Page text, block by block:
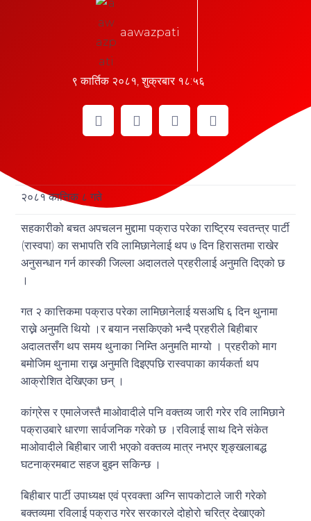
aawazpati
९ कार्तिक २०८१, शुक्रबार १८:५६
२०८१ कात्तिक ८ गते
सहकारीको बचत अपचलन मुद्दामा पक्राउ परेका राष्ट्रिय स्वतन्त्र पार्टी
(रास्वपा) का सभापति रवि लामिछानेलाई थप ७ दिन हिरासतमा राखेर
अनुसन्धान गर्न कास्की जिल्ला अदालतले प्रहरीलाई अनुमति दिएको छ
।
गत २ कात्तिकमा पक्राउ परेका लामिछानेलाई यसअघि ६ दिन थुनामा
राख्ने अनुमति थियो ।र बयान नसकिएको भन्दै प्रहरीले बिहीबार
अदालतसँग थप समय थुनाका निम्ति अनुमति माग्यो । प्रहरीको माग
बमोजिम थुनामा राख्न अनुमति दिइएपछि रास्वपाका कार्यकर्ता थप
आक्रोशित देखिएका छन् ।
कांग्रेस र एमालेजस्तै माओवादीले पनि वक्तव्य जारी गरेर रवि लामिछाने
पक्राउबारे धारणा सार्वजनिक गरेको छ ।रविलाई साथ दिने संकेत
माओवादीले बिहीबार जारी भएको वक्तव्य मात्र नभएर शृङ्खलाबद्ध
घटनाक्रमबाट सहज बुझ्न सकिन्छ ।
बिहीबार पार्टी उपाध्यक्ष एवं प्रवक्ता अग्नि सापकोटाले जारी गरेको
बक्तव्यमा रविलाई पक्राउ गरेर सरकारले दोहोरो चरित्र देखाएको